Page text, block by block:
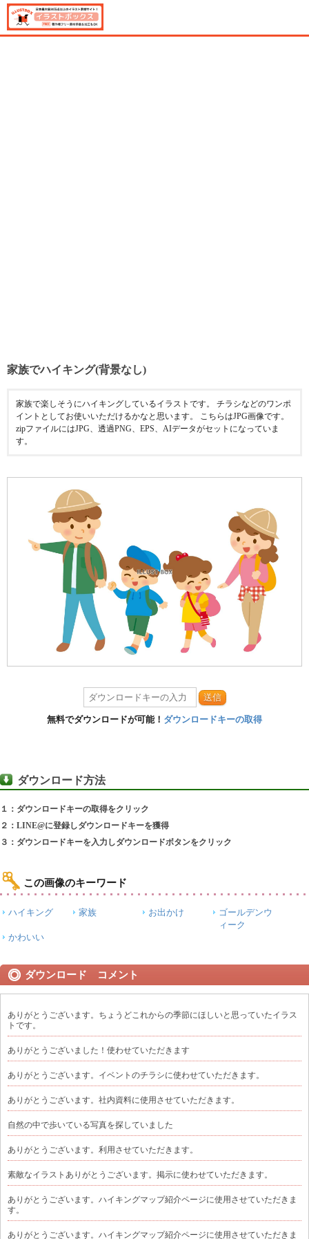
家族でハイキング(背景なし)
家族で楽しそうにハイキングしているイラストです。 チラシなどのワンポ
イントとしてお使いいただけるかなと思います。 こちらはJPG画像です。
zipファイルにはJPG、透過PNG、EPS、AIデータがセットになっていま
す。
送信
無料でダウンロードが可能！ ダウンロードキーの取得
ダウンロード方法
１：ダウンロードキーの取得をクリック
２：LINE@に登録しダウンロードキーを獲得
３：ダウンロードキーを入力しダウンロードボタンをクリック
この画像のキーワード
ハイキング 家族 お出かけ
ゴールデンウ
ィーク
かわいい
ダウンロード コメント
ありがとうございます。ちょうどこれからの季節にほしいと思っていたイラス
トです。
ありがとうございました！使わせていただきます
ありがとうございます。イベントのチラシに使わせていただきます。
ありがとうございます。社内資料に使用させていただきます。
自然の中で歩いている写真を探していました
ありがとうございます。利用させていただきます。
素敵なイラストありがとうございます。掲示に使わせていただきます。
ありがとうございます。ハイキングマップ紹介ページに使用させていただきま
す。
ありがとうございます。ハイキングマップ紹介ページに使用させていただきま